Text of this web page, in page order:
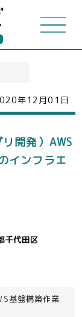
ニア(一覧)
年12月01日
開発）AWS
インフラエ
千代田区
基盤構築作業